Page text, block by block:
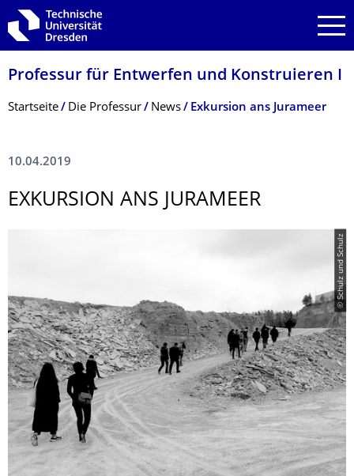
Zur Hauptnavigation springen
Zur Suche springen
Zum Inhalt springen
Professur für Entwerfen und Konstruieren I
Breadcrumb-Menü
Startseite Die Professur News Exkursion ans Jurameer
10.04.2019
EXKURSION ANS JURAMEER
© Schulz und Schulz